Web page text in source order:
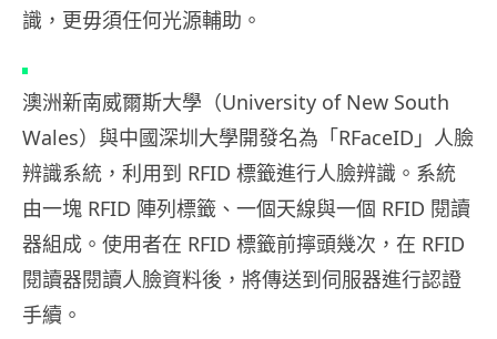
識，更毋須任何光源輔助。
澳洲新南威爾斯大學（University of New South
Wales）與中國深圳大學開發名為「RFaceID」人臉
辨識系統，利用到 RFID 標籤進行人臉辨識。系統
由一塊 RFID 陣列標籤、一個天線與一個 RFID 閱讀
器組成。使用者在 RFID 標籤前擰頭幾次，在 RFID
閱讀器閱讀人臉資料後，將傳送到伺服器進行認證
手續。